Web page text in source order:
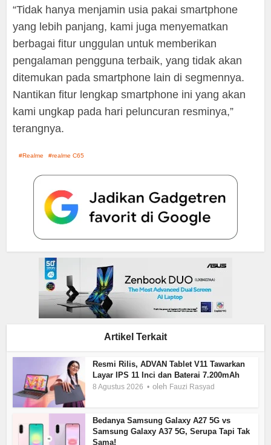
“Tidak hanya menjamin usia pakai smartphone
yang lebih panjang, kami juga menyematkan
berbagai fitur unggulan untuk memberikan
pengalaman pengguna terbaik, yang tidak akan
ditemukan pada smartphone lain di segmennya.
Nantikan fitur lengkap smartphone ini yang akan
kami ungkap pada hari peluncuran resminya,”
terangnya.
Realme realme C65
Artikel Terkait
Resmi Rilis, ADVAN Tablet V11 Tawarkan
Layar IPS 11 Inci dan Baterai 7.200mAh
8 Agustus 2026 oleh Fauzi Rasyad
Bedanya Samsung Galaxy A27 5G vs
Samsung Galaxy A37 5G, Serupa Tapi Tak
Sama!